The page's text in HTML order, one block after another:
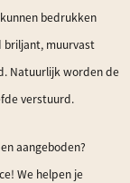
bedrukken
briljant, muurvast
Natuurlijk worden de
verstuurd.
aangeboden?
We helpen je